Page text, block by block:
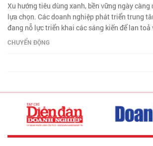
Xu hướng tiêu dùng xanh, bền vững ngày càng
lựa chọn. Các doanh nghiệp phát triển trung
đang nỗ lực triển khai các sáng kiến để lan
dùng này.
CHUYỂN ĐỘNG